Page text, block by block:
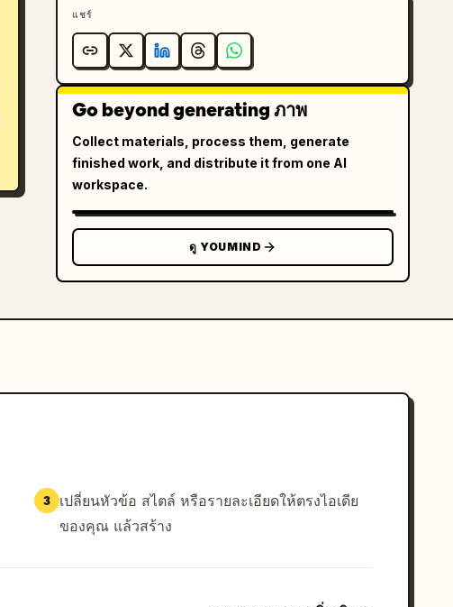
แชร์
Go beyond generating ภาพ
Collect materials, process them, generate
finished work, and distribute it from one AI
workspace.
ดู YOUMIND
3
เปลี่ยนหัวข้อ สไตล์ หรือรายละเอียดให้ตรงไอเดีย
ของคุณ แล้วสร้าง